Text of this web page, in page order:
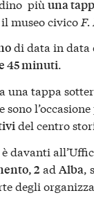
più una
museo civico F.
di data in data
45 minuti.
una tappa
sono
del centro
davanti
2 ad Alba,
degli